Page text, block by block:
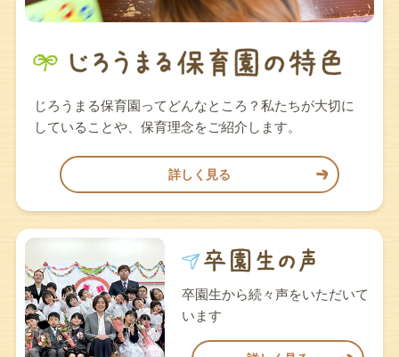
じろうまる保育園ってどんなところ？私たちが大切に
していることや、保育理念をご紹介します。
詳しく見る
卒園生から続々声をいただいて
います